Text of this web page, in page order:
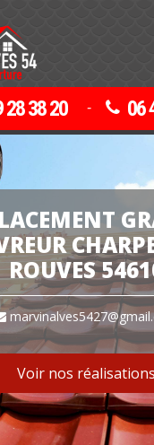
28 38 20 - 06
ROUVES
Voir nos réalisations